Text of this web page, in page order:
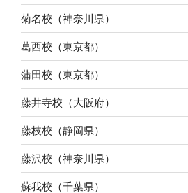
菊名校（神奈川県）
葛西校（東京都）
蒲田校（東京都）
藤井寺校（大阪府）
藤枝校（静岡県）
藤沢校（神奈川県）
蘇我校（千葉県）